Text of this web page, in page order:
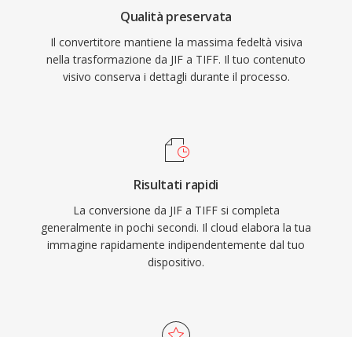
Qualità preservata
Il convertitore mantiene la massima fedeltà visiva
nella trasformazione da JIF a TIFF. Il tuo contenuto
visivo conserva i dettagli durante il processo.
Risultati rapidi
La conversione da JIF a TIFF si completa
generalmente in pochi secondi. Il cloud elabora la tua
immagine rapidamente indipendentemente dal tuo
dispositivo.